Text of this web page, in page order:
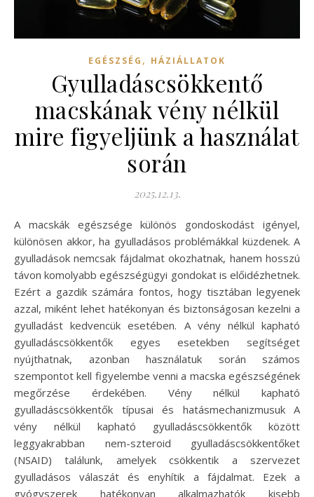
EGÉSZSÉG , HÁZIÁLLATOK
Gyulladáscsökkentő
macskának vény nélkül
mire figyeljünk a használat
során
2025.12.13.
A macskák egészsége különös gondoskodást igényel,
különösen akkor, ha gyulladásos problémákkal küzdenek. A
gyulladások nemcsak fájdalmat okozhatnak, hanem hosszú
távon komolyabb egészségügyi gondokat is előidézhetnek.
Ezért a gazdik számára fontos, hogy tisztában legyenek
azzal, miként lehet hatékonyan és biztonságosan kezelni a
gyulladást kedvencük esetében. A vény nélkül kapható
gyulladáscsökkentők egyes esetekben segítséget
nyújthatnak, azonban használatuk során számos
szempontot kell figyelembe venni a macska egészségének
megőrzése érdekében. Vény nélkül kapható
gyulladáscsökkentők típusai és hatásmechanizmusuk A
vény nélkül kapható gyulladáscsökkentők között
leggyakrabban nem-szteroid gyulladáscsökkentőket
(NSAID) találunk, amelyek csökkentik a szervezet
gyulladásos válaszát és enyhítik a fájdalmat. Ezek a
gyógyszerek hatékonyan alkalmazhatók kisebb